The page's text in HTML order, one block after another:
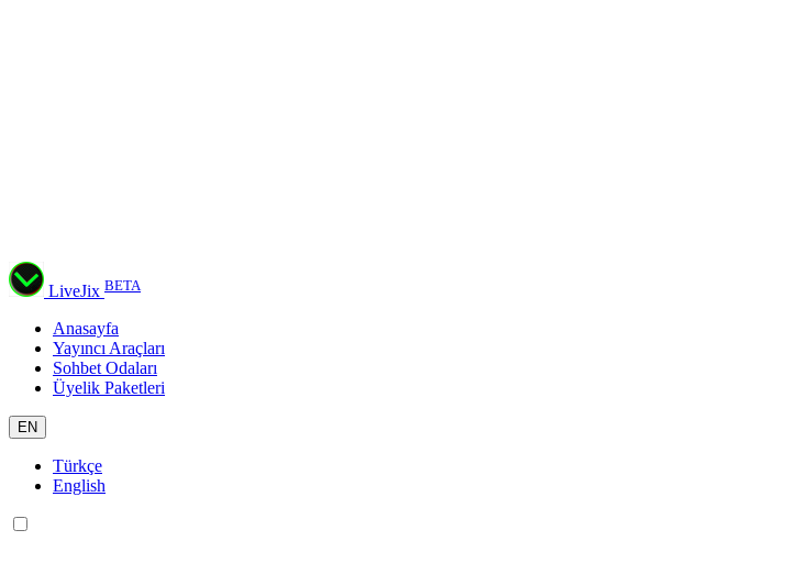
LiveJix BETA
Anasayfa
Yayıncı Araçları
Sohbet Odaları
Üyelik Paketleri
EN
Türkçe
English